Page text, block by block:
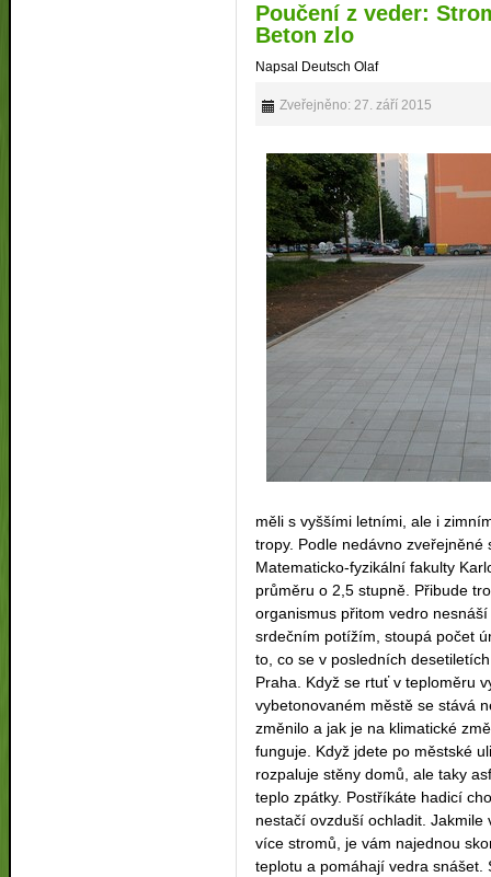
Poučení z veder:
Beton zlo
Napsal Deutsch Olaf
Zveřejněno: 27. září 2015
měli s vyššími letními, ale i
tropy. Podle nedávno
Matematicko-fyzikální fakulty
průměru o 2,5 stupně. Přibude
organismus přitom vedro
srdečním potížím, stoupá počet
to, co se v posledních
Praha. Když se rtuť v teploměru
vybetonovaném městě se stává
změnilo a jak je na klimatické
funguje. Když jdete po městské
rozpaluje stěny domů, ale taky
teplo zpátky. Postříkáte hadicí
nestačí ovzduší ochladit.
více stromů, je vám najednou
teplotu a pomáhají vedra snášet.